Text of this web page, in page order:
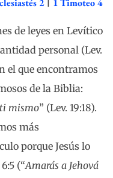
de leyes en Levítico
personal (Lev.
el que encontramos
de la Biblia:
mismo” (Lev. 19:18).
más
porque Jesús lo
(“Amarás a Jehová